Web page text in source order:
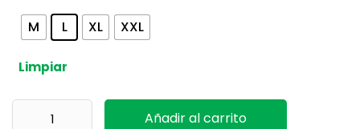
M L XL XXL
Limpiar
Conjunto de lluvia 304 Delta Plus cantidad
Añadir al carrito